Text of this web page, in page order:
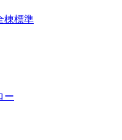
棟標準
ー